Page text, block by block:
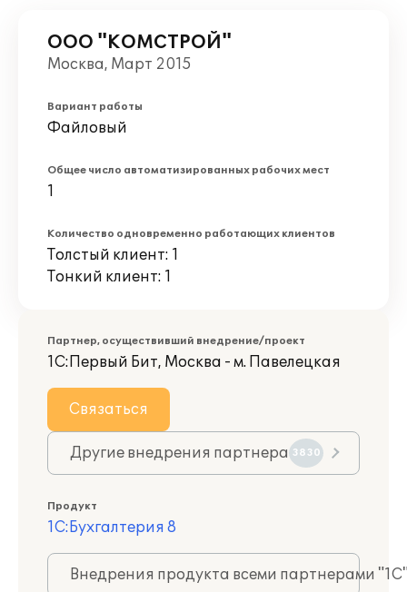
ООО "КОМСТРОЙ"
Москва, Март 2015
Вариант работы
Файловый
Общее число автоматизированных рабочих мест
1
Количество одновременно работающих клиентов
Толстый клиент: 1
Тонкий клиент: 1
Партнер, осуществивший внедрение/проект
1С:Первый Бит, Москва - м. Павелецкая
Связаться
Другие внедрения партнера 3830
Продукт
1С:Бухгалтерия 8
Внедрения продукта всеми партнерами